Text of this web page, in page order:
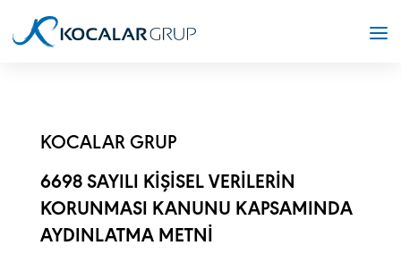
KOCALAR GRUP
6698 SAYILI KİŞİSEL VERİLERİN
KORUNMASI KANUNU KAPSAMINDA
AYDINLATMA METNİ